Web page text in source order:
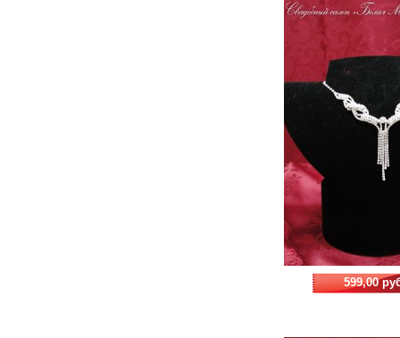
599,00